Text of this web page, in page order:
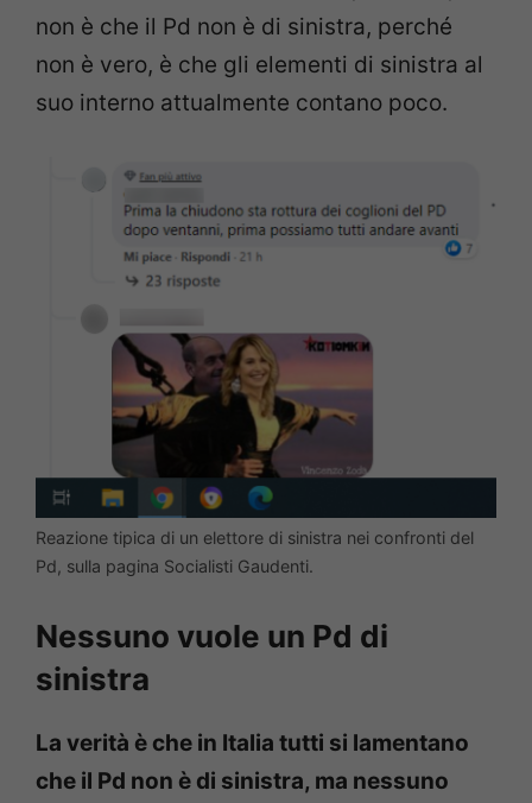
non è che il Pd non è di sinistra, perché
non è vero, è che gli elementi di sinistra al
suo interno attualmente contano poco.
Reazione tipica di un elettore di sinistra nei confronti del
Pd, sulla pagina Socialisti Gaudenti.
Nessuno vuole un Pd di
sinistra
La verità è che in Italia tutti si lamentano
che il Pd non è di sinistra, ma nessuno